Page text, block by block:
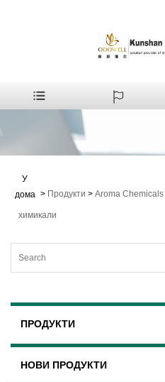
У
дома > Продукти > Aroma Chemicals
химикали
ПРОДУКТИ
НОВИ ПРОДУКТИ